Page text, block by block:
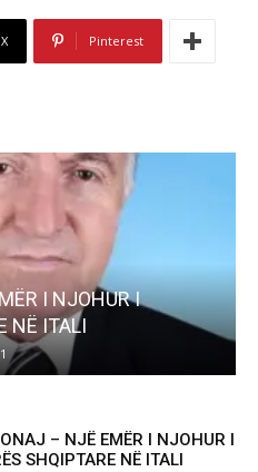
X Pinterest
Gjin Musa-Rome- Shtator
- 8 Shtator 2025
– NJË EMËR I NJOHUR I
SHQIPTARE NË ITALI